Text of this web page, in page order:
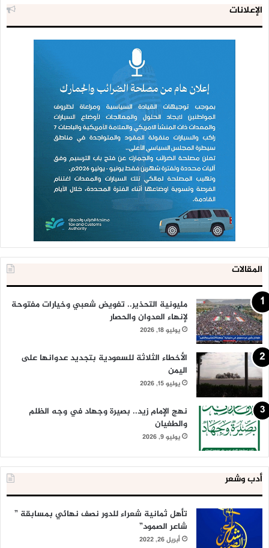
الإعلانات
المقالات
مليونية التحذير.. تفويض شعبي وخيارات مفتوحة
لإنهاء العدوان والحصار
يوليو 18, 2026
الأخطاء الثلاثة للسعودية بتجديد عدوانها على
اليمن
يوليو 15, 2026
نهج الإمام زيد.. بصيرة وجهاد في وجه الظلم
والطغيان
يوليو 9, 2026
أدب وشعر
تأهل ثمانية شعراء للدور نصف نهائي بمسابقة ”
شاعر الصمود”
أبريل 26, 2022